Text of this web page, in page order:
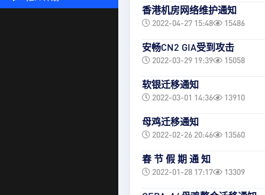
香港机房网络维护通知
2022-04-27 15:48 15486
安畅CN2 GIA受到攻击
2022-03-29 19:39 15058
软银迁移通知
2022-03-01 14:36 13910
母鸡迁移通知
2022-02-26 20:46 13560
春 节 假 期 通 知
2022-01-28 17:17 13309